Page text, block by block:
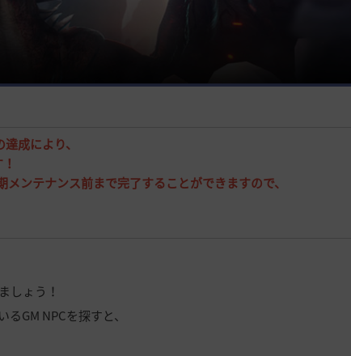
成により、
ンテナンス前まで完了することができますので、
しょう！
GM NPCを探すと、